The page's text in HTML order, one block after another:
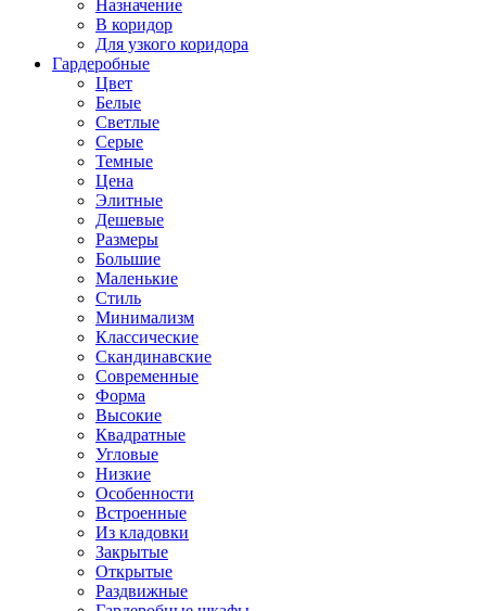
Назначение
В коридор
Для узкого коридора
Гардеробные
Цвет
Белые
Светлые
Серые
Темные
Цена
Элитные
Дешевые
Размеры
Большие
Маленькие
Стиль
Минимализм
Классические
Скандинавские
Современные
Форма
Высокие
Квадратные
Угловые
Низкие
Особенности
Встроенные
Из кладовки
Закрытые
Открытые
Раздвижные